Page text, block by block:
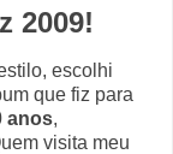
2009!
escolhi
que fiz para
anos,
visita meu